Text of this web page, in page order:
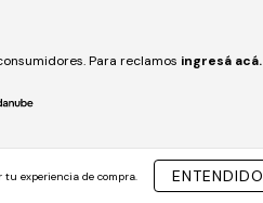
experiencia de compra. ENTENDIDO
Para reclamos ingresá acá.